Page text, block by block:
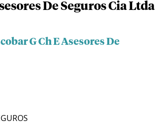
De Seguros Cia Ltda
G Ch E Asesores De